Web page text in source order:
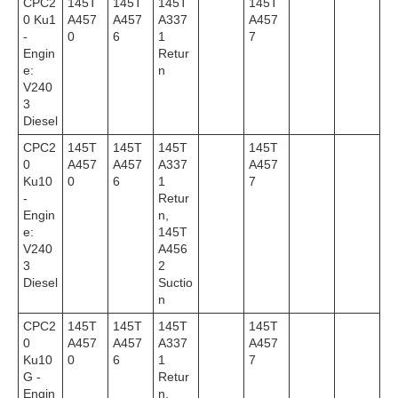
CPC2
0 Ku1
-
Engin
e:
V240
3
Diesel
145T
A457
0
145T
A457
6
145T
A337
1
Retur
n
145T
A457
7
CPC2
0
Ku10
-
Engin
e:
V240
3
Diesel
145T
A457
0
145T
A457
6
145T
A337
1
Retur
n,
145T
A456
2
Suctio
n
145T
A457
7
CPC2
0
Ku10
G -
Engin
145T
A457
0
145T
A457
6
145T
A337
1
Retur
n,
145T
A457
7